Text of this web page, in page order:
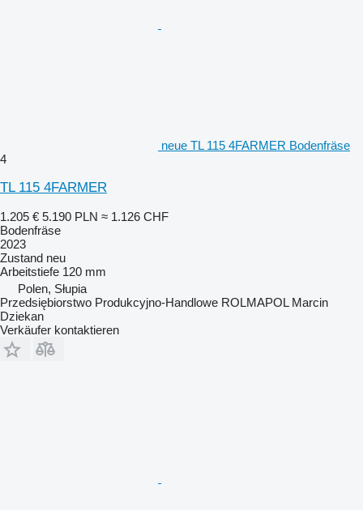
neue TL 115 4FARMER Bodenfräse
4
TL 115 4FARMER
1.205 € 5.190 PLN ≈ 1.126 CHF
Bodenfräse
2023
Zustand neu
Arbeitstiefe 120 mm
Polen, Słupia
Przedsiębiorstwo Produkcyjno-Handlowe ROLMAPOL Marcin
Dziekan
Verkäufer kontaktieren